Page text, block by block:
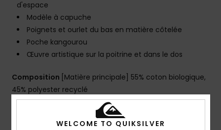
d'espace
Modèle à capuche
Poignets et ourlet du bas en matière côtelée
Poche kangourou
Œuvre artistique sur la poitrine et dans le dos
Composition [Matière principale] 55% coton biologique,
45% polyester recyclé
Traçabilité du produit (Loi Agec)
WELCOME TO QUIKSILVER